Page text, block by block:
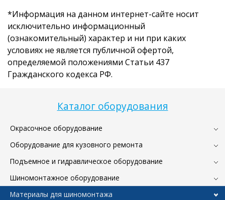
Каталог оборудования
Окрасочное оборудование
Оборудование для кузовного ремонта
Подъемное и гидравлическое оборудование
Шиномонтажное оборудование
Материалы для шиномонтажа
*Информация на данном интернет-сайте носит
исключительно информационный
(ознакомительный) характер и ни при каких
условиях не является публичной офертой,
определяемой положениями Статьи 437
Гражданского кодекса РФ.